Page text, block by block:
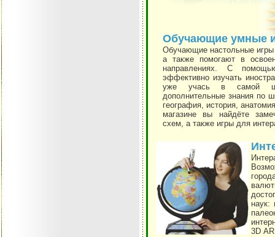
Обучающие умные
Обучающие настольные
а также помогают в
направлениях. С
эффективно изучать
уже учась в самой
дополнительные знания по
география, история,
магазине вы найдёте
схем, а также игры для
наук:
3D